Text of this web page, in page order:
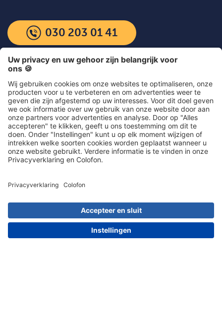
030 203 01 41
Meest populaire artikelen
Artikel kiezen
Dit zeggen onze klanten over ons: